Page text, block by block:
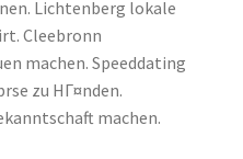
Lichtenberg lokale
Cleebronn
machen. Speeddating
zu HГ¤nden.
machen.